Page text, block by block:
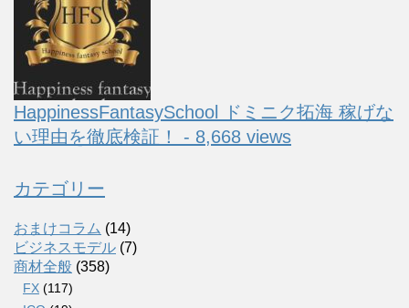
HappinessFantasySchool ドミニク拓海 稼げな
い理由を徹底検証！ - 8,668 views
カテゴリー
おまけコラム (14)
ビジネスモデル (7)
商材全般 (358)
FX (117)